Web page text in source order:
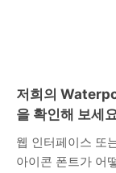
저희의
을 확인해 보세요
웹 인터페이스 또
아이콘 폰트가 어